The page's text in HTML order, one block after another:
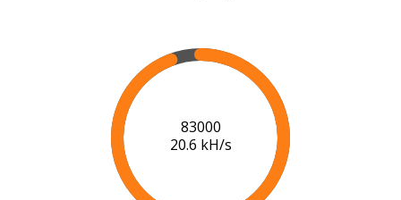
85000
20.7 kH/s